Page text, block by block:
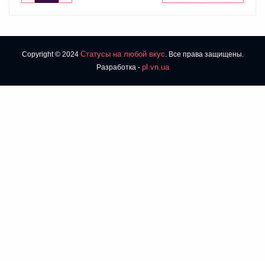
Copyright © 2024 Статусы на любой вкус. Все права защищены.
Разработка - pl.vn.ua